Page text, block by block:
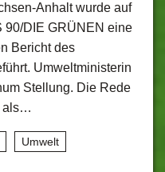
Anhalt wurde auf
90/DIE GRÜNEN eine
Bericht des
Umweltministerin
Stellung. Die Rede
als…
Umwelt